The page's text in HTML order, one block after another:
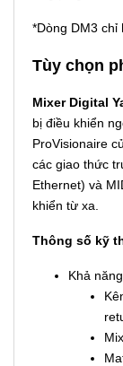
*Dòng DM3 chỉ
Tùy chọn
Mixer Digital
bị điều khiển
ProVisionaire
các giao thức
Ethernet) và
khiển từ xa.
Thông số kỹ
Khả